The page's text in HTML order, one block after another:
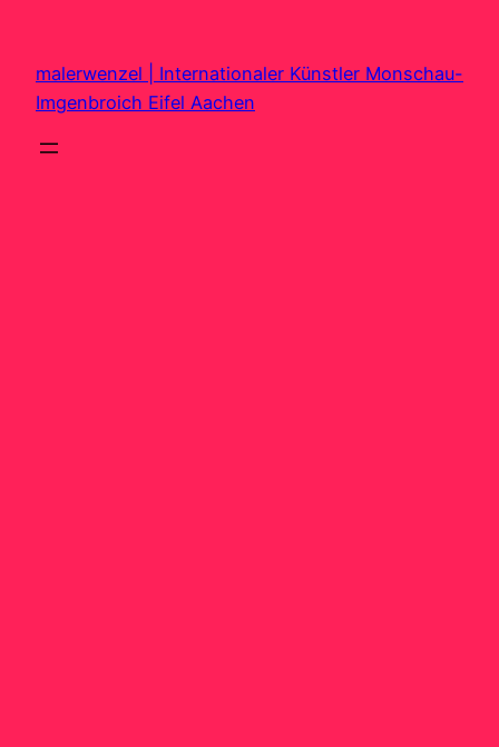
springen
malerwenzel | Internationaler Künstler Monschau-
Imgenbroich Eifel Aachen